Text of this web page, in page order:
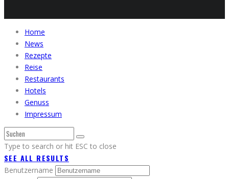
Home
News
Rezepte
Reise
Restaurants
Hotels
Genuss
Impressum
Type to search or hit ESC to close
SEE ALL RESULTS
Benutzername